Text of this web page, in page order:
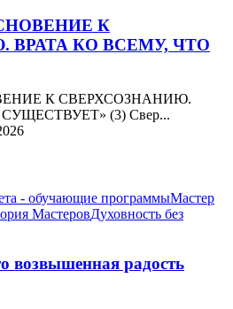
К
ВРАТА КО ВСЕМУ, ЧТО
К СВЕРХСОЗНАНИЮ.
(3) Свер...
- обучающие программыМастер
МастеровДуховность без
возвышенная радость